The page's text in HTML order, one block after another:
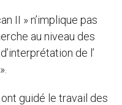
II » n’implique pas
au niveau des
de l’
guidé le travail des